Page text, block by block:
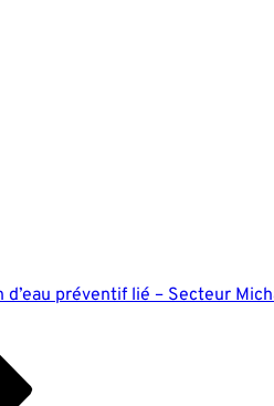
d’eau préventif lié – Secteur